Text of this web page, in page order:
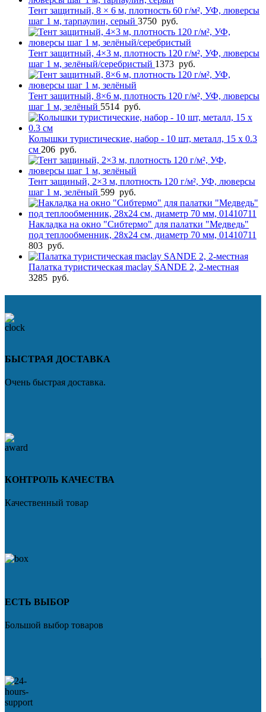
Тент защитный, 8 × 6 м, плотность 60 г/м², УФ, люверсы
шаг 1 м, тарпаулин, серый 3750 руб.
Тент защитный, 4×3 м, плотность 120 г/м², УФ, люверсы
шаг 1 м, зелёный/серебристый 1373 руб.
Тент защитный, 8×6 м, плотность 120 г/м², УФ, люверсы
шаг 1 м, зелёный 5514 руб.
Колышки туристические, набор - 10 шт, металл, 15 х 0.3
см 206 руб.
Тент защиный, 2×3 м, плотность 120 г/м², УФ, люверсы
шаг 1 м, зелёный 599 руб.
Накладка на окно "Сибтермо" для палатки "Медведь"
под теплообменник, 28х24 см, диаметр 70 мм, 01410711
803 руб.
Палатка туристическая maclay SANDE 2, 2-местная
3285 руб.
БЫСТРАЯ ДОСТАВКА
Очень быстрая доставка.
КОНТРОЛЬ КАЧЕСТВА
Качественный товар
ЕСТЬ ВЫБОР
Большой выбор товаров